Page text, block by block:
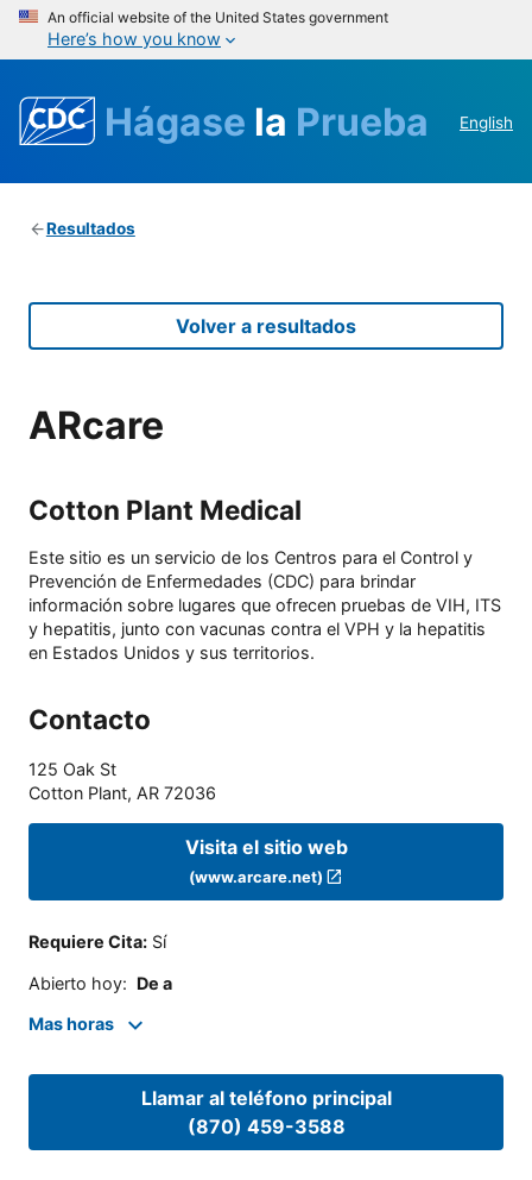
An official website of the United States government
Here’s how you know
Hágase la Prueba English
Resultados
Volver a resultados
ARcare
Cotton Plant Medical
Este sitio es un servicio de los Centros para el Control y
Prevención de Enfermedades (CDC) para brindar
información sobre lugares que ofrecen pruebas de VIH, ITS
y hepatitis, junto con vacunas contra el VPH y la hepatitis
en Estados Unidos y sus territorios.
Contacto
125 Oak St
Cotton Plant, AR 72036
Visita el sitio web
(www.arcare.net)
Requiere Cita: Sí
Abierto hoy: De a
Mas horas
Llamar al teléfono principal
(870) 459-3588